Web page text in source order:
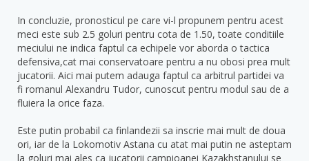
In concluzie, pronosticul pe care vi-l propunem pentru acest
meci este sub 2.5 goluri pentru cota de 1.50, toate conditiile
meciului ne indica faptul ca echipele vor aborda o tactica
defensiva,cat mai conservatoare pentru a nu obosi prea mult
jucatorii. Aici mai putem adauga faptul ca arbitrul partidei va
fi romanul Alexandru Tudor, cunoscut pentru modul sau de a
fluiera la orice faza.
Este putin probabil ca finlandezii sa inscrie mai mult de doua
ori, iar de la Lokomotiv Astana cu atat mai putin ne asteptam
la goluri mai ales ca jucatorii campioanei Kazakhstanului se